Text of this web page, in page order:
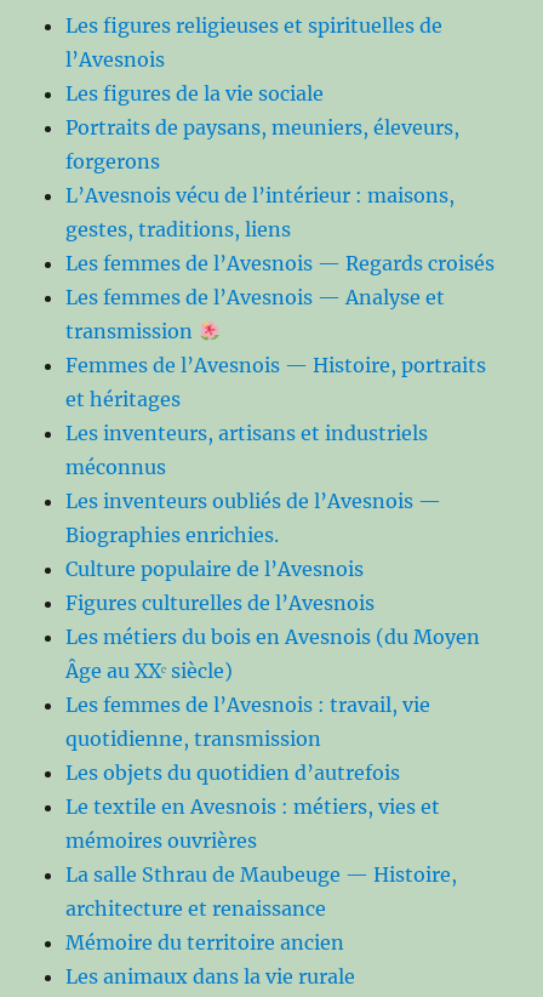
Les figures religieuses et spirituelles de
l’Avesnois
Les figures de la vie sociale
Portraits de paysans, meuniers, éleveurs,
forgerons
L’Avesnois vécu de l’intérieur : maisons,
gestes, traditions, liens
Les femmes de l’Avesnois — Regards croisés
Les femmes de l’Avesnois — Analyse et
transmission
Femmes de l’Avesnois — Histoire, portraits
et héritages
Les inventeurs, artisans et industriels
méconnus
Les inventeurs oubliés de l’Avesnois —
Biographies enrichies.
Culture populaire de l’Avesnois
Figures culturelles de l’Avesnois
Les métiers du bois en Avesnois (du Moyen
Âge au XXᵉ siècle)
Les femmes de l’Avesnois : travail, vie
quotidienne, transmission
Les objets du quotidien d’autrefois
Le textile en Avesnois : métiers, vies et
mémoires ouvrières
La salle Sthrau de Maubeuge — Histoire,
architecture et renaissance
Mémoire du territoire ancien
Les animaux dans la vie rurale